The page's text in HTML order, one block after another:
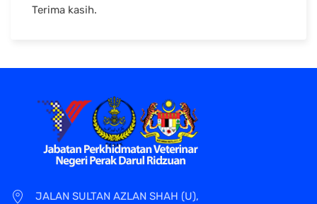
Terima kasih.
JALAN SULTAN AZLAN SHAH (U),